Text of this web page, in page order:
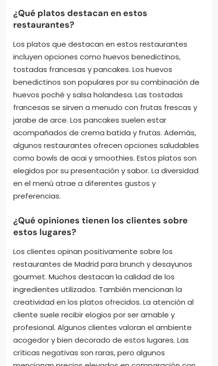
¿Qué platos destacan en estos
restaurantes?
Los platos que destacan en estos restaurantes
incluyen opciones como huevos benedictinos,
tostadas francesas y pancakes. Los huevos
benedictinos son populares por su combinación de
huevos poché y salsa holandesa. Las tostadas
francesas se sirven a menudo con frutas frescas y
jarabe de arce. Los pancakes suelen estar
acompañados de crema batida y frutas. Además,
algunos restaurantes ofrecen opciones saludables
como bowls de acai y smoothies. Estos platos son
elegidos por su presentación y sabor. La diversidad
en el menú atrae a diferentes gustos y
preferencias.
¿Qué opiniones tienen los clientes sobre
estos lugares?
Los clientes opinan positivamente sobre los
restaurantes de Madrid para brunch y desayunos
gourmet. Muchos destacan la calidad de los
ingredientes utilizados. También mencionan la
creatividad en los platos ofrecidos. La atención al
cliente suele recibir elogios por ser amable y
profesional. Algunos clientes valoran el ambiente
acogedor y bien decorado de estos lugares. Las
críticas negativas son raras, pero algunos